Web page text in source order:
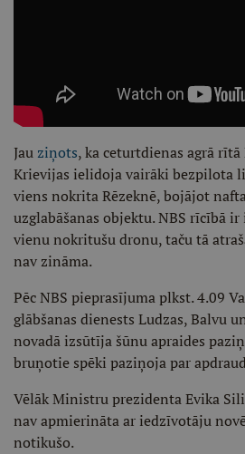
Jauziņots, ka ceturtdienas agrā
Krievijas ielidoja vairāki bezpilota
viens nokrita Rēzeknē, bojājot
uzglabāšanas objektu. NBS rīcībā
vienu nokritušu dronu, taču tā
nav zināma.
Pēc NBS pieprasījuma plkst. 4.09
glābšanas dienests Ludzas, Balvu
novadā izsūtīja šūnu apraides
bruņotie spēki paziņoja par
Vēlāk Ministru prezidenta Evika
nav apmierināta ar iedzīvotāju
notikušo.